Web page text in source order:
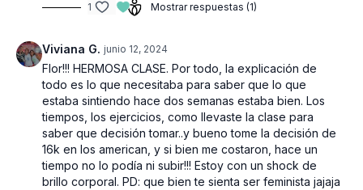
1 Mostrar respuestas (1)
Viviana G. junio 12, 2024
Flor!!! HERMOSA CLASE. Por todo, la explicación de
todo es lo que necesitaba para saber que lo que
estaba sintiendo hace dos semanas estaba bien. Los
tiempos, los ejercicios, como llevaste la clase para
saber que decisión tomar..y bueno tome la decisión de
16k en los american, y si bien me costaron, hace un
tiempo no lo podía ni subir!!! Estoy con un shock de
brillo corporal. PD: que bien te sienta ser feminista jajaja